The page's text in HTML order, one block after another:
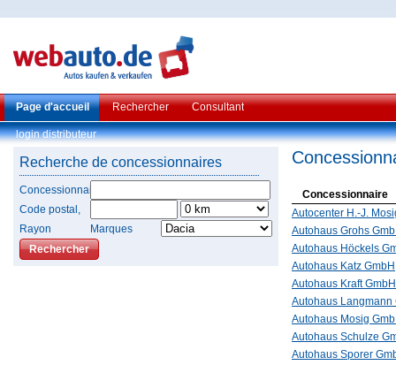
Page d'accueil Rechercher Consultant
login distributeur
Recherche de concessionnaires
Concessionnaire
Code postal,
Rayon
Marques
Concessionnaire
Autocenter H.-J.
Autohaus Grohs
Autohaus Höckels
Autohaus Katz GmbH
Autohaus Kraft
Autohaus Langmann
Autohaus Mosig
Autohaus Schulze
Autohaus Sporer